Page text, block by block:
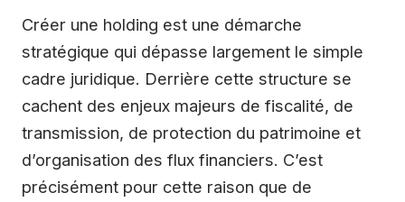
Créer une holding est une démarche
stratégique qui dépasse largement le simple
cadre juridique. Derrière cette structure se
cachent des enjeux majeurs de fiscalité, de
transmission, de protection du patrimoine et
d’organisation des flux financiers. C’est
précisément pour cette raison que de